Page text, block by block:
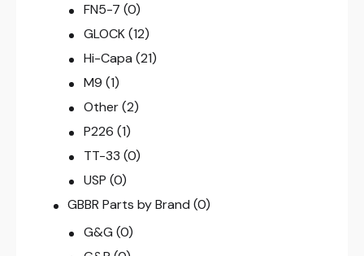
FN5-7 (0)
GLOCK (12)
Hi-Capa (21)
M9 (1)
Other (2)
P226 (1)
TT-33 (0)
USP (0)
GBBR Parts by Brand (0)
G&G (0)